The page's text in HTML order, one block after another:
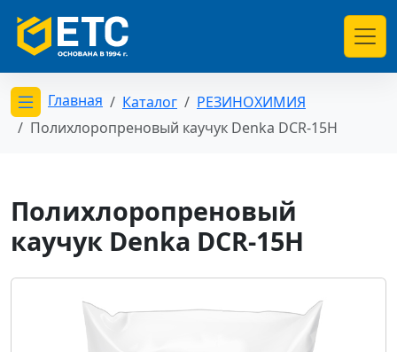
Открыть меню категорий
Главная Каталог
РЕЗИНОХИМИЯ
Полихлоропреновый каучук Denka DCR-15H
Полихлоропреновый
каучук Denka DCR-15H